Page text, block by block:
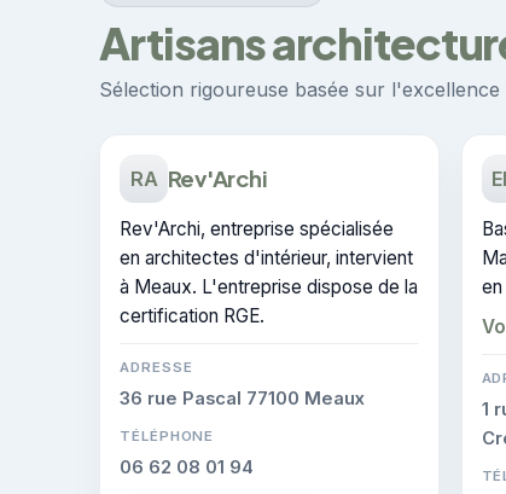
Artisans
Sélection rigoureuse basée sur
RA Rev'Archi
Rev'Archi, entreprise spécialisée
en architectes d'intérieur, intervient
à Meaux. L'entreprise dispose de la
certification RGE.
ADRESSE
36 rue Pascal 77100 Meaux
TÉLÉPHONE
06 62 08 01 94
le
1